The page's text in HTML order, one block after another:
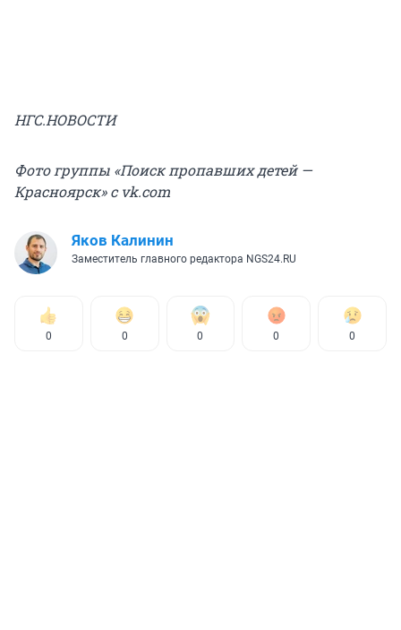
НГС.НОВОСТИ
Фото группы «Поиск пропавших детей —
Красноярск» с vk.com
Яков Калинин
Заместитель главного редактора NGS24.RU
0 0 0 0 0